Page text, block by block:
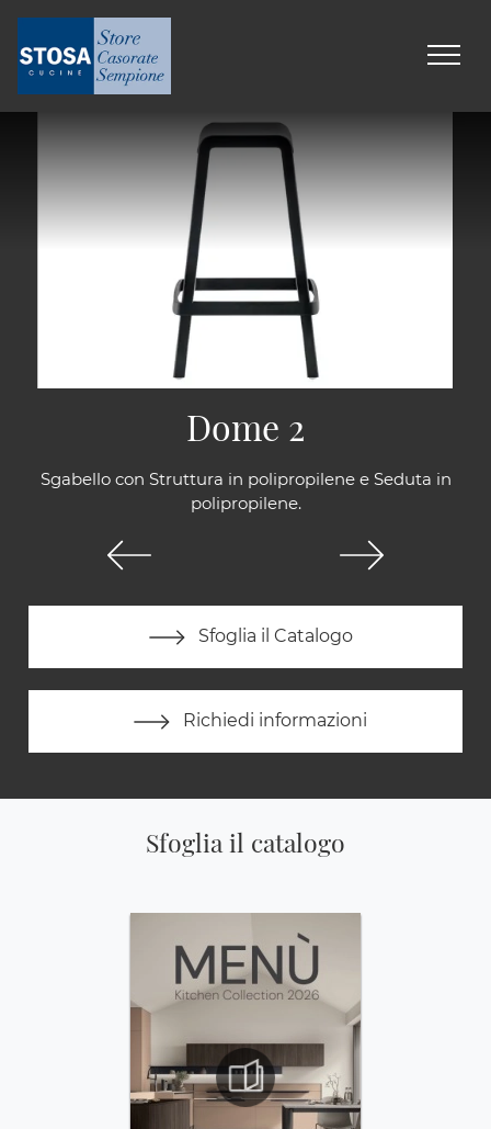
Sgabello con Struttura in polipropilene e Seduta in
polipropilene.
Sfoglia il Catalogo
Richiedi informazioni
Dome 2
Sfoglia il catalogo